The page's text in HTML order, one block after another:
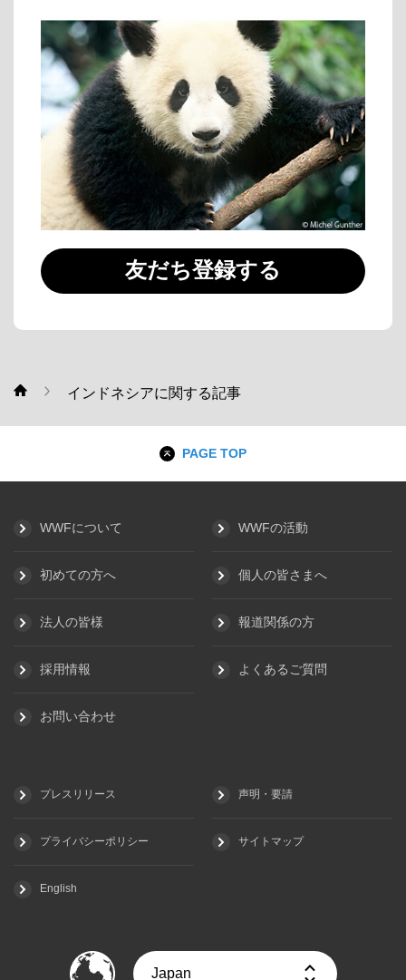
友だち登録する
WWF インドネシアに関する記事
PAGE TOP
WWFについて WWFの活動
初めての方へ 個人の皆さまへ
法人の皆様 報道関係の方
採用情報 よくあるご質問
お問い合わせ
プレスリリース 声明・要請
プライバシーポリシー サイトマップ
English